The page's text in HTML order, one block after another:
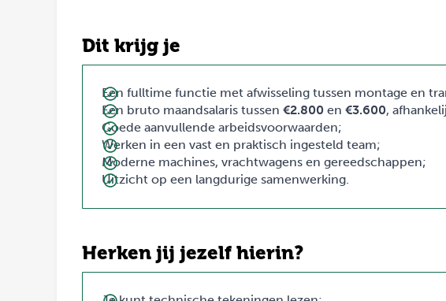
Dit krijg je
Een fulltime functie met afwisseling tussen montage en
Een bruto maandsalaris tussen €2.800 en €3.600,
Goede aanvullende arbeidsvoorwaarden;
Werken in een vast en praktisch ingesteld team;
Moderne machines, vrachtwagens en gereedschappen;
Uitzicht op een langdurige samenwerking.
Herken jij jezelf hierin?